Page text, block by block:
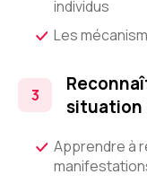
individus
Les
situation
Apprendre à